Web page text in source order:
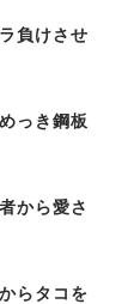
負けさせ
っき鋼板
から愛さ
らタコを